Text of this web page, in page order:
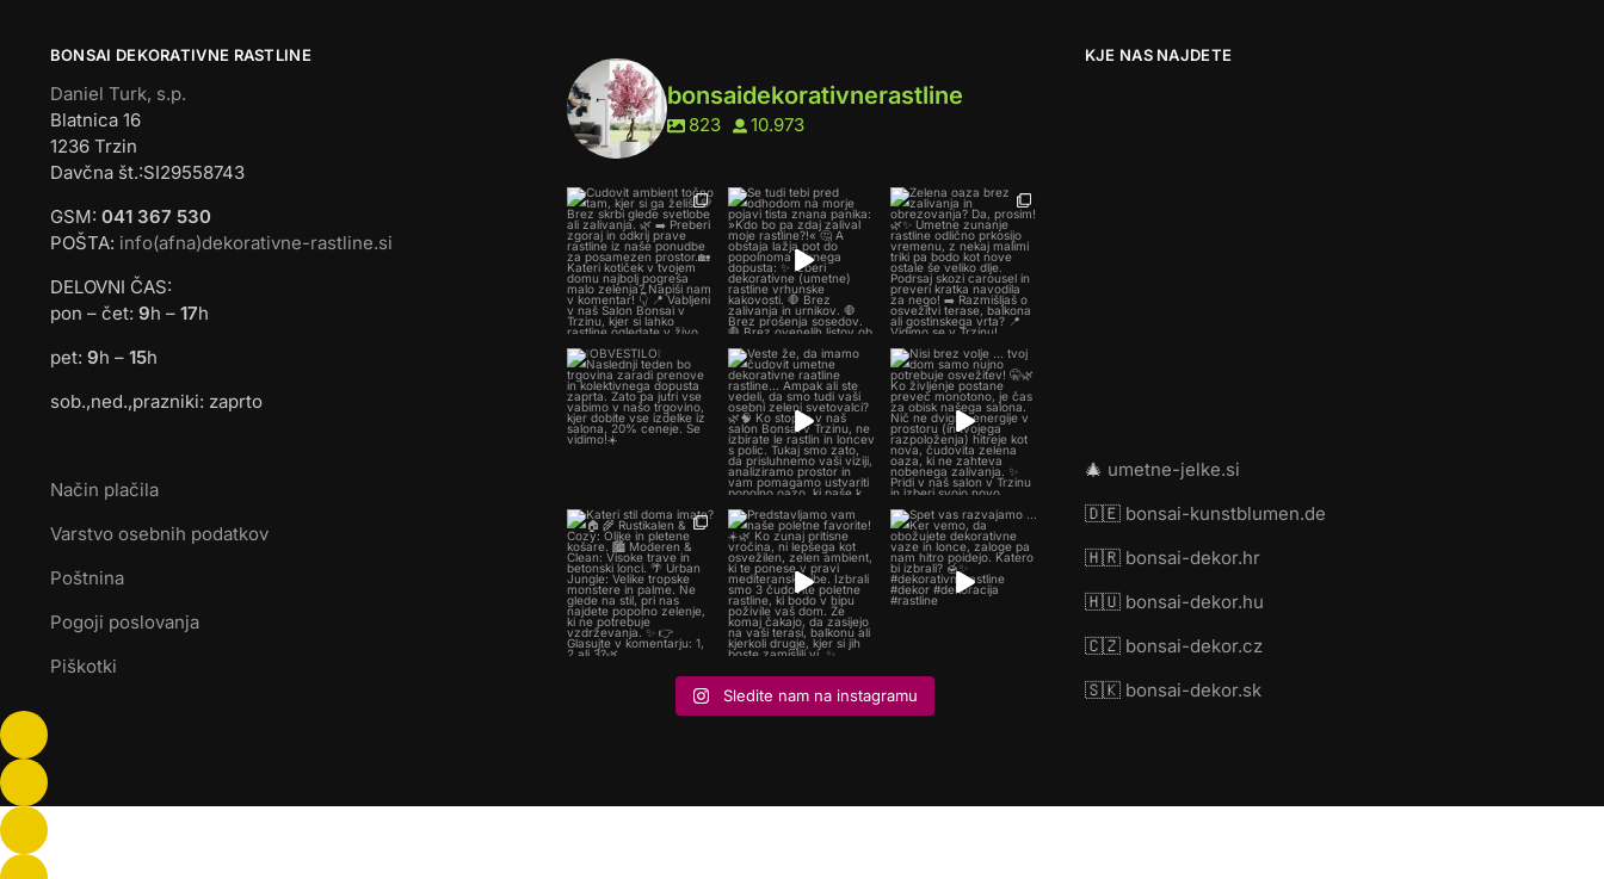
BONSAI DEKORATIVNE RASTLINE
Daniel Turk, s.p.
Blatnica 16
1236 Trzin
Davčna št.:SI29558743
GSM: 041 367 530
POŠTA: info(afna)dekorativne-rastline.si
DELOVNI ČAS:
pon – čet: 9h – 17h
pet: 9h – 15h
sob.,ned.,prazniki: zaprto
Način plačila
Varstvo osebnih podatkov
Poštnina
Pogoji poslovanja
Piškotki
bonsaidekorativnerastline
823 10.973
Sledite nam na instagramu
KJE NAS NAJDETE
🎄 umetne-jelke.si
🇩🇪 bonsai-kunstblumen.de
🇭🇷 bonsai-dekor.hr
🇭🇺 bonsai-dekor.hu
🇨🇿 bonsai-dekor.cz
🇸🇰 bonsai-dekor.sk